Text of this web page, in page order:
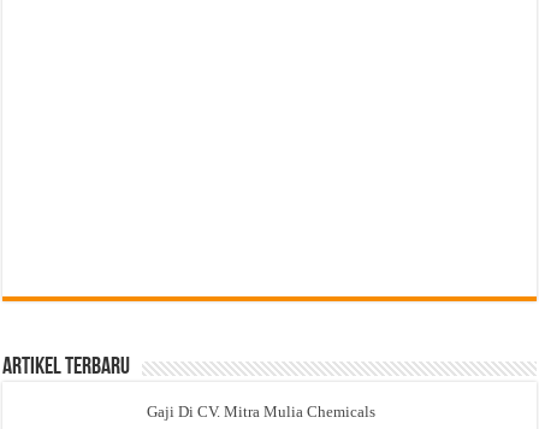
Artikel Terbaru
Gaji Di CV. Mitra Mulia Chemicals